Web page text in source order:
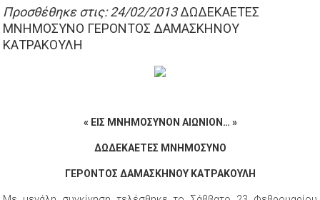
Προσθέθηκε στις: 24/02/2013ΔΩΔΕΚΑΕΤΕΣ
ΜΝΗΜΟΣΥΝΟ ΓΕΡΟΝΤΟΣ ΔΑΜΑΣΚΗΝΟΥ
ΚΑΤΡΑΚΟΥΛΗ
« EI Σ ΜΝΗΜΟΣΥΝΟΝ ΑΙΩΝΙΟΝ… »
ΔΩΔΕΚΑΕΤΕΣ ΜΝΗΜΟΣΥΝΟ
ΓΕΡΟΝΤΟΣ ΔΑΜΑΣΚΗΝΟΥ ΚΑΤΡΑΚΟΥΛΗ